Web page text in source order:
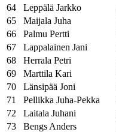
64
Leppälä Jarkko
65
Maijala Juha
66
Palmu Pertti
67
Lappalainen Jani
68
Herrala Petri
69
Marttila Kari
70
Länsipää Joni
71
Pellikka Juha-Pekka
72
Laitala Juhani
73
Bengs Anders